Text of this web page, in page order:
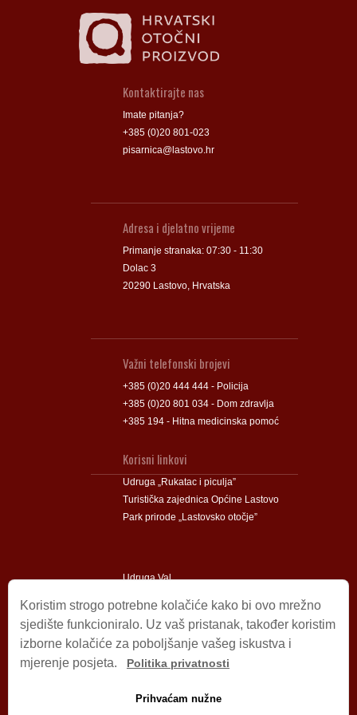
Kontaktirajte nas
Imate pitanja?
+385 (0)20 801-023
pisarnica@lastovo.hr
Adresa i djelatno vrijeme
Primanje stranaka: 07:30 - 11:30
Dolac 3
20290 Lastovo, Hrvatska
Važni telefonski brojevi
+385 (0)20 444 444 - Policija
+385 (0)20 801 034 - Dom zdravlja
+385 194 - Hitna medicinska pomoć
Korisni linkovi
Udruga „Rukatac i piculja”
Turistička zajednica Općine Lastovo
Park prirode „Lastovsko otočje”
Udruga Val
Impressum
© 2009 – 2026 Općina Lastovo.
Koristim strogo potrebne kolačiće kako bi ovo mrežno
sjedište funkcioniralo. Uz vaš pristanak, također koristim
izborne kolačiće za poboljšanje vašeg iskustva i
mjerenje posjeta.
Politika privatnosti
Prihvaćam nužne